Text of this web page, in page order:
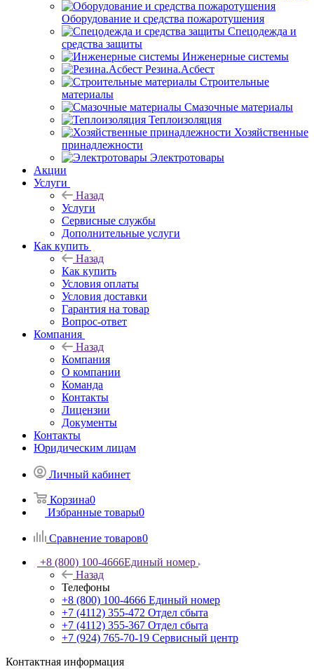
Оборудование и средства пожаротушения
Спецодежда и
средства защиты
Инженерные системы
Резина.Асбест
Строительные
материалы
Смазочные материалы
Теплоизоляция
Хозяйственные
принадлежности
Электротовары
Акции
Услуги
Назад
Услуги
Сервисные службы
Дополнительные услуги
Как купить
Назад
Как купить
Условия оплаты
Условия доставки
Гарантия на товар
Вопрос-ответ
Компания
Назад
Компания
О компании
Команда
Контакты
Лицензии
Документы
Контакты
Юридическим лицам
Личный кабинет
Корзина0
Избранные товары0
Сравнение товаров0
+8 (800) 100-4666Единый номер
Назад
Телефоны
+8 (800) 100-4666 Единый номер
+7 (4112) 355-472 Отдел сбыта
+7 (4112) 355-367 Отдел сбыта
+7 (924) 765-70-19 Сервисный центр
Контактная информация